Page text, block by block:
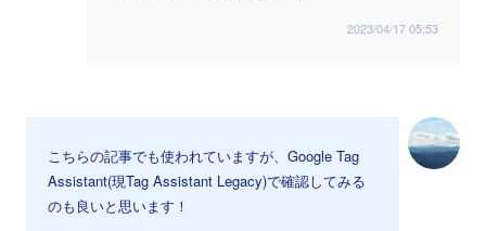
2023/04/17 05:53
こちらの記事でも使われていますが、Google Tag
Assistant(現Tag Assistant Legacy)で確認してみる
のも良いと思います！